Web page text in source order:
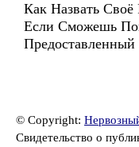
Как Назвать
Если Сможешь
© Copyright:
Свидетельство о